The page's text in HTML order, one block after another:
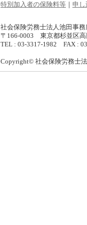
特別加入者の保険料等
申し
社会保険労務士法人池田事務
〒166-0003 東京都杉並区高
TEL : 03-3317-1982 FAX :
Copyright© 社会保険労務士